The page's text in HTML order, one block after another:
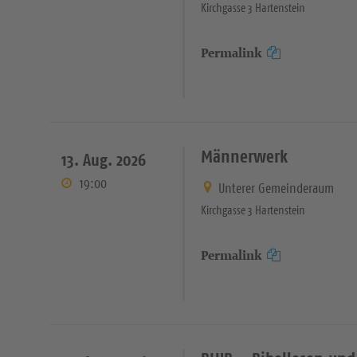
Kirchgasse 3 Hartenstein
Permalink
13. Aug. 2026
19:00
Männerwerk
Unterer Gemeinderaum
Kirchgasse 3 Hartenstein
Permalink